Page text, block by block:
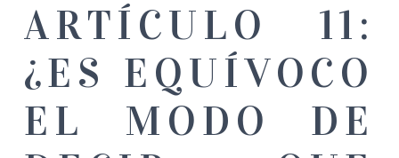
ARTÍCULO 11:
¿ES EQUÍVOCO
EL MODO DE